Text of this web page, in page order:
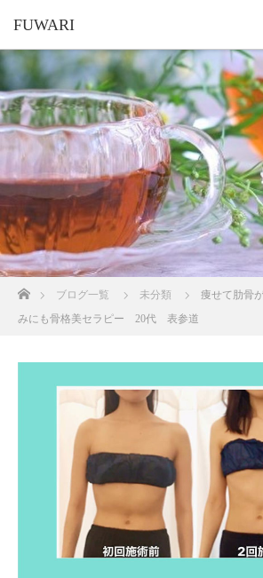
FUWARI
ホームブログ一覧 未分類
痩せて肋骨
みにも骨格美セラピー 20代 表参道